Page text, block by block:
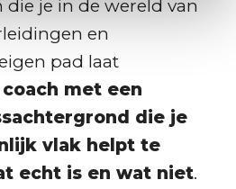
die je in de wereld van
en
pad laat
coach met een
die je
vlak helpt te
echt is en wat niet.